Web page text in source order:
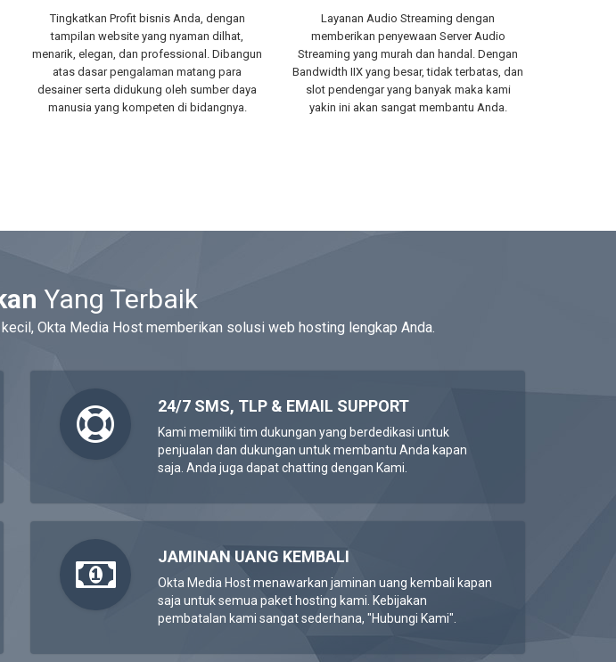
Tingkatkan Profit bisnis Anda, dengan
tampilan website yang nyaman dilhat,
menarik, elegan, dan professional. Dibangun
atas dasar pengalaman matang para
desainer serta didukung oleh sumber daya
manusia yang kompeten di bidangnya.
Layanan Audio Streaming dengan
memberikan penyewaan Server Audio
Streaming yang murah dan handal. Dengan
Bandwidth IIX yang besar, tidak terbatas, dan
slot pendengar yang banyak maka kami
yakin ini akan sangat membantu Anda.
Yang Terbaik
Okta Media Host memberikan solusi web hosting lengkap Anda.
24/7 SMS, TLP & EMAIL SUPPORT
Kami memiliki tim dukungan yang berdedikasi untuk
penjualan dan dukungan untuk membantu Anda kapan
saja. Anda juga dapat chatting dengan Kami.
JAMINAN UANG KEMBALI
Okta Media Host menawarkan jaminan uang kembali kapan
saja untuk semua paket hosting kami. Kebijakan
pembatalan kami sangat sederhana, "Hubungi Kami".